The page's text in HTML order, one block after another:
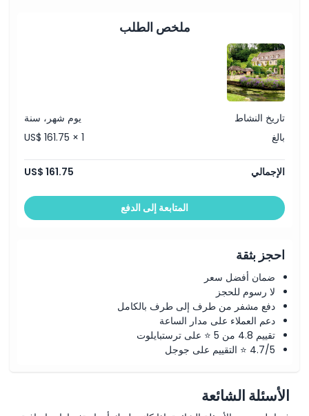
ملاحظة: قد يختلف الجدول الزمني بسبب حركة المرور أو الأحوال
ملخص الطلب
تاريخ النشاط
يوم شهر، سنة
بالغ
US$ 161.75 × 1
الإجمالي US$ 161.75
المتابعة إلى الدفع
احجز بثقة
ضمان أفضل سعر
لا رسوم للحجز
دفع مشفر من طرف إلى طرف بالكامل
دعم العملاء على مدار الساعة
تقييم 4.8 من 5 ⭐ على ترستبايلوت
4.7/5 ⭐ التقييم على جوجل
الأسئلة الشائعة